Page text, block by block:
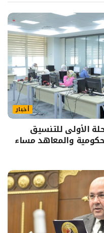
أخبار
الأولى للتنسيق
والمعاهد مساء